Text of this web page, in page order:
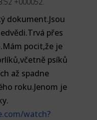
dokument.Jsou
přes
pocit,že je
psíků
až spadne
roku.Jenom je
watch?